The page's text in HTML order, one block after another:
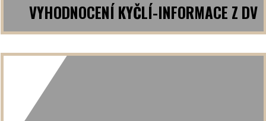
VYHODNOCENÍ KYČLÍ-INFORMACE Z DV